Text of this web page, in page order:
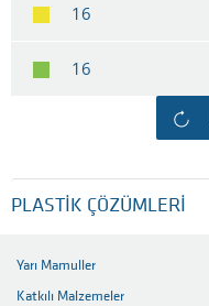
16
16
PLASTIK ÇÖZÜMLERI
Yarı Mamuller
Katkılı Malzemeler